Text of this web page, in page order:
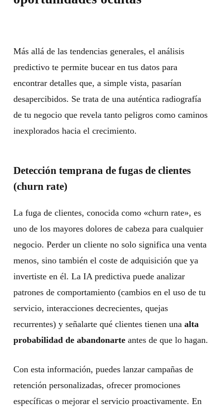
Más allá de las tendencias generales, el análisis
predictivo te permite bucear en tus datos para
encontrar detalles que, a simple vista, pasarían
desapercibidos. Se trata de una auténtica radiografía
de tu negocio que revela tanto peligros como caminos
inexplorados hacia el crecimiento.
Detección temprana de fugas de clientes
(churn rate)
La fuga de clientes, conocida como «churn rate», es
uno de los mayores dolores de cabeza para cualquier
negocio. Perder un cliente no solo significa una venta
menos, sino también el coste de adquisición que ya
invertiste en él. La IA predictiva puede analizar
patrones de comportamiento (cambios en el uso de tu
servicio, interacciones decrecientes, quejas
recurrentes) y señalarte qué clientes tienen una alta
probabilidad de abandonarteantes de que lo hagan.
Con esta información, puedes lanzar campañas de
retención personalizadas, ofrecer promociones
específicas o mejorar el servicio proactivamente. En